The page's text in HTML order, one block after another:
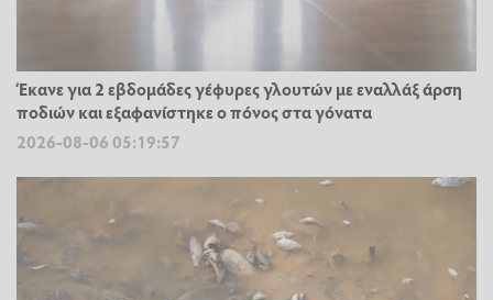
Έκανε για 2 εβδομάδες γέφυρες γλουτών με εναλλάξ άρση
ποδιών και εξαφανίστηκε ο πόνος στα γόνατα
2026-08-06 05:19:57